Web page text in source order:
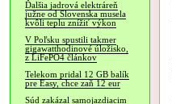
Ďalšia jadrová elektráreň
južne od Slovenska musela
kvôli teplu znížiť výkon
V Poľsku spustili takmer
gigawatthodinové úložisko,
z LiFePO4 článkov
Telekom pridal 12 GB balík
pre Easy, chce zaň 12 eur
Súd zakázal samojazdiacim